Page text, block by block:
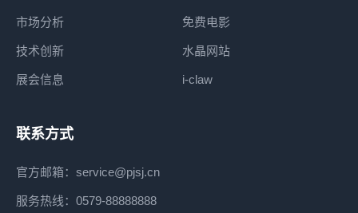
市场分析
技术创新
展会信息
免费电影
水晶网站
i-claw
联系方式
官方邮箱：service@pjsj.cn
服务热线：0579-88888888